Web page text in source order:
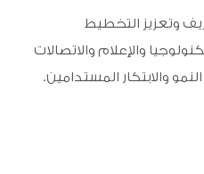
وتعزيز التخطيط
والإعلام والاتصالات
والابتكار المستدامين.